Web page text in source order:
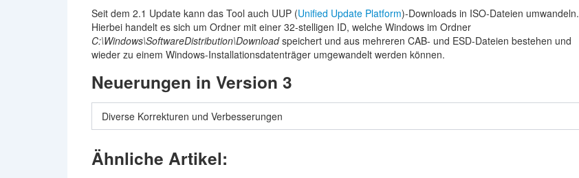
Seit dem 2.1 Update kann das Tool auch UUP (Unified Update Platform)-Downloads in ISO-Dateien umwandeln.
Hierbei handelt es sich um Ordner mit einer 32-stelligen ID, welche Windows im Ordner
C:\Windows\SoftwareDistribution\Downloadspeichert und aus mehreren CAB- und ESD-Dateien bestehen und
wieder zu einem Windows-Installationsdatenträger umgewandelt werden können.
Neuerungen in Version 3
Diverse Korrekturen und Verbesserungen
Ähnliche Artikel: